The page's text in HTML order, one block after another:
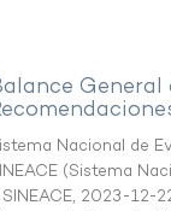
Nacional de
(Sistema
, 2023-12-